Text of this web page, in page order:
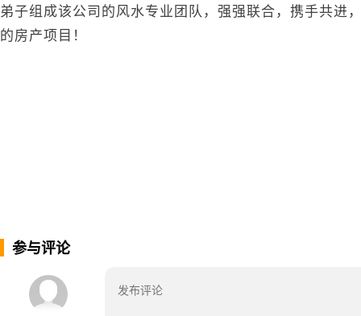
弟子组成该公司的风水专业团队，强强联合，携手共进
的房产项目！
参与评论